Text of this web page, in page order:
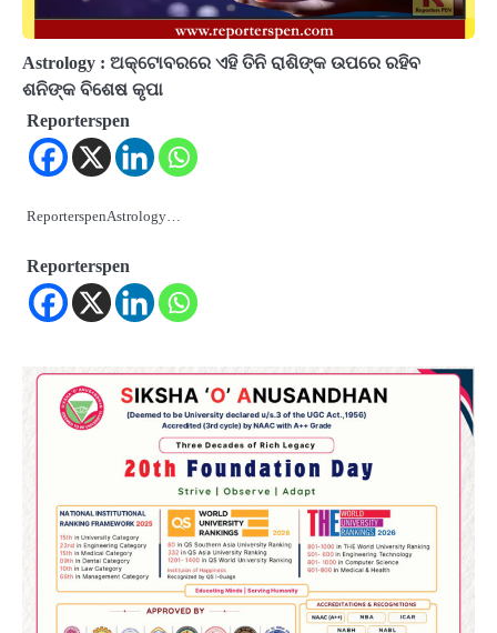
Astrology : ଅକ୍ଟୋବରରେ ଏହି ତିନି ରାଶିଙ୍କ ଉପରେ ରହିବ
ଶନିଙ୍କ ବିଶେଷ କୃପା
Reporterspen
ReporterspenAstrology…
Reporterspen
‘ଭବିଷ୍ୟତ ପିଢିର ଆକାଂକ୍ଷାକୁ ପୂରଣ କରିବା
ଲାଗି ଶିକ୍ଷା ବ୍ୟବସ୍ଥାରେ ପରିବର୍ତ୍ତନ ଜରୁରୀ’
Reporters Pen
୨୨ଜଣ ବୁଣାକାରଙ୍କୁ ସନ୍ଥ କବୀର ହସ୍ତତନ୍ତ
ପୁରସ୍କାର ଏବଂ ଜାତୀୟ ହସ୍ତତନ୍ତ ପୁରସ୍କାର